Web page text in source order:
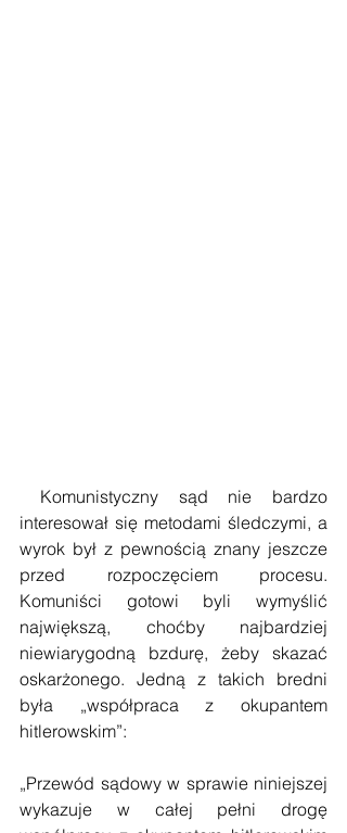
interesował się metodami śledczymi, a
wyrok był z pewnością znany jeszcze
przed rozpoczęciem procesu.
Komuniści gotowi byli wymyślić
największą, choćby najbardziej
niewiarygodną bzdurę, żeby skazać
oskarżonego. Jedną z takich bredni
była „współpraca z okupantem
hitlerowskim”:
„Przewód sądowy w sprawie niniejszej
wykazuje w całej pełni drogę